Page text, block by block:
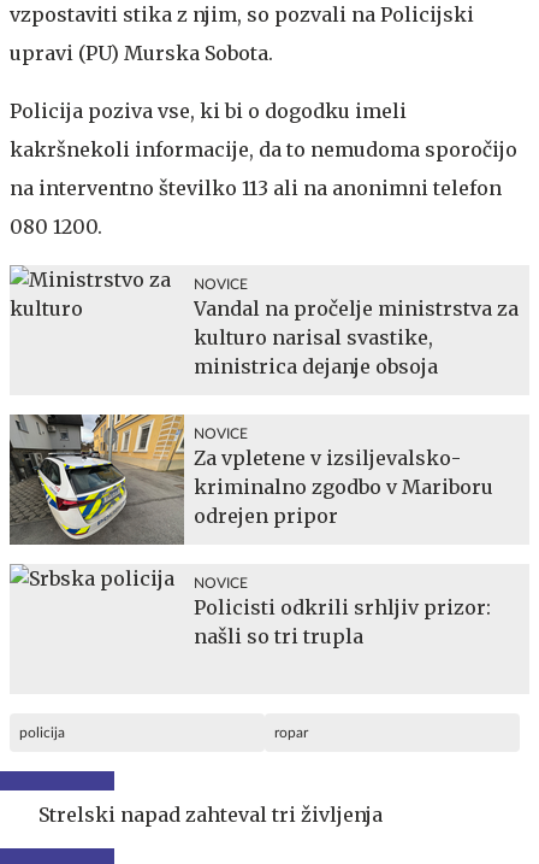
vzpostaviti stika z njim, so pozvali na Policijski
upravi (PU) Murska Sobota.
Policija poziva vse, ki bi o dogodku imeli
kakršnekoli informacije, da to nemudoma sporočijo
na interventno številko 113 ali na anonimni telefon
080 1200.
NOVICE
Vandal na pročelje ministrstva za
kulturo narisal svastike,
ministrica dejanje obsoja
NOVICE
Za vpletene v izsiljevalsko-
kriminalno zgodbo v Mariboru
odrejen pripor
NOVICE
Policisti odkrili srhljiv prizor:
našli so tri trupla
policija ropar
Strelski napad zahteval tri življenja